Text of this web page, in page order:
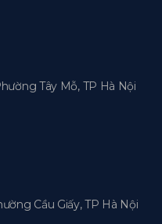
Tây Mỗ, TP Hà Nội
Cầu Giấy, TP Hà Nội